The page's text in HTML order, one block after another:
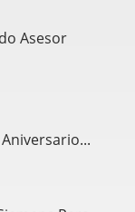
Asesor